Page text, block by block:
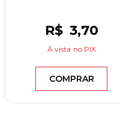
R$ 3,70
À vista no PIX
COMPRAR